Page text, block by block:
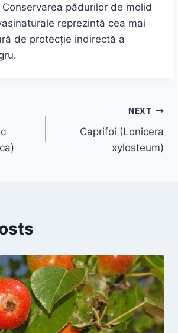
pădurilor de molid
reprezintă cea mai
de protecție indirectă a
NEXT
Caprifoi (Lonicera
xylosteum)